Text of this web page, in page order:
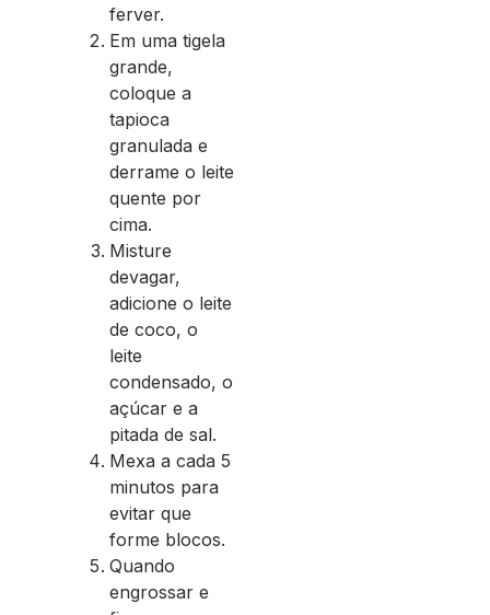
ferver.
Em uma tigela
grande,
coloque a
tapioca
granulada e
derrame o leite
quente por
cima.
Misture
devagar,
adicione o leite
de coco, o
leite
condensado, o
açúcar e a
pitada de sal.
Mexa a cada 5
minutos para
evitar que
forme blocos.
Quando
engrossar e